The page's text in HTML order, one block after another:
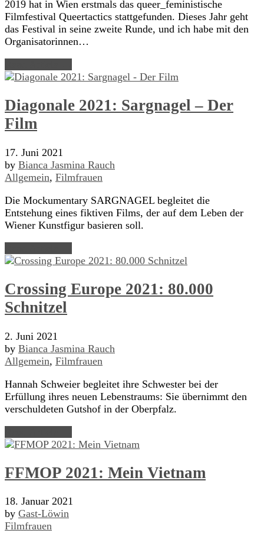
2019 hat in Wien erstmals das queer_feministische
Filmfestival Queertactics stattgefunden. Dieses Jahr geht
das Festival in seine zweite Runde, und ich habe mit den
Organisatorinnen…
Diagonale 2021: Sargnagel – Der
Film
17. Juni 2021
by Bianca Jasmina Rauch
Allgemein, Filmfrauen
Die Mockumentary SARGNAGEL begleitet die
Entstehung eines fiktiven Films, der auf dem Leben der
Wiener Kunstfigur basieren soll.
Crossing Europe 2021: 80.000
Schnitzel
2. Juni 2021
by Bianca Jasmina Rauch
Allgemein, Filmfrauen
Hannah Schweier begleitet ihre Schwester bei der
Erfüllung ihres neuen Lebenstraums: Sie übernimmt den
verschuldeten Gutshof in der Oberpfalz.
FFMOP 2021: Mein Vietnam
18. Januar 2021
by Gast-Löwin
Filmfrauen